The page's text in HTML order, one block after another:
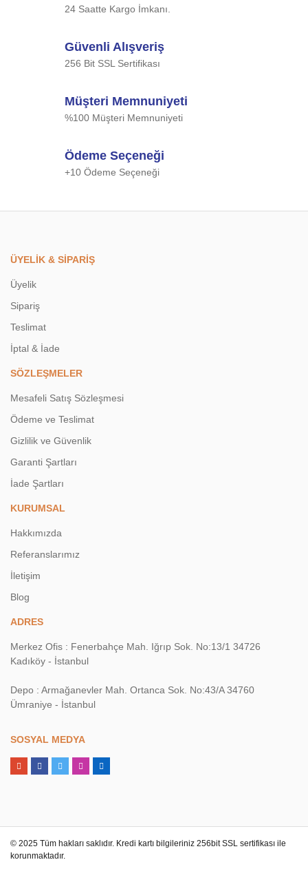
Yorum Yaz
Ürün resmi kalitesiz, bozuk veya görüntülenemiyor.
Ürün bilgilerinde hatalar bulunuyor.
Bu ürüne benzer farklı alternatifler olmalı.
24 Saatte Kargo İmkanı.
Güvenli Alışveriş
256 Bit SSL Sertifikası
Müşteri Memnuniyeti
%100 Müşteri Memnuniyeti
Ödeme Seçeneği
+10 Ödeme Seçeneği
ÜYELİK & SİPARİŞ
Üyelik
Sipariş
Teslimat
İptal & İade
SÖZLEŞMELER
Mesafeli Satış Sözleşmesi
Ödeme ve Teslimat
Gizlilik ve Güvenlik
Garanti Şartları
İade Şartları
KURUMSAL
Hakkımızda
Referanslarımız
İletişim
Blog
ADRES
Merkez Ofis : Fenerbahçe Mah. Iğrıp Sok. No:13/1 34726
Kadıköy - İstanbul
Depo : Armağanevler Mah. Ortanca Sok. No:43/A 34760
Ümraniye - İstanbul
SOSYAL MEDYA
© 2025 Tüm hakları saklıdır. Kredi kartı bilgileriniz 256bit SSL sertifikası ile
korunmaktadır.